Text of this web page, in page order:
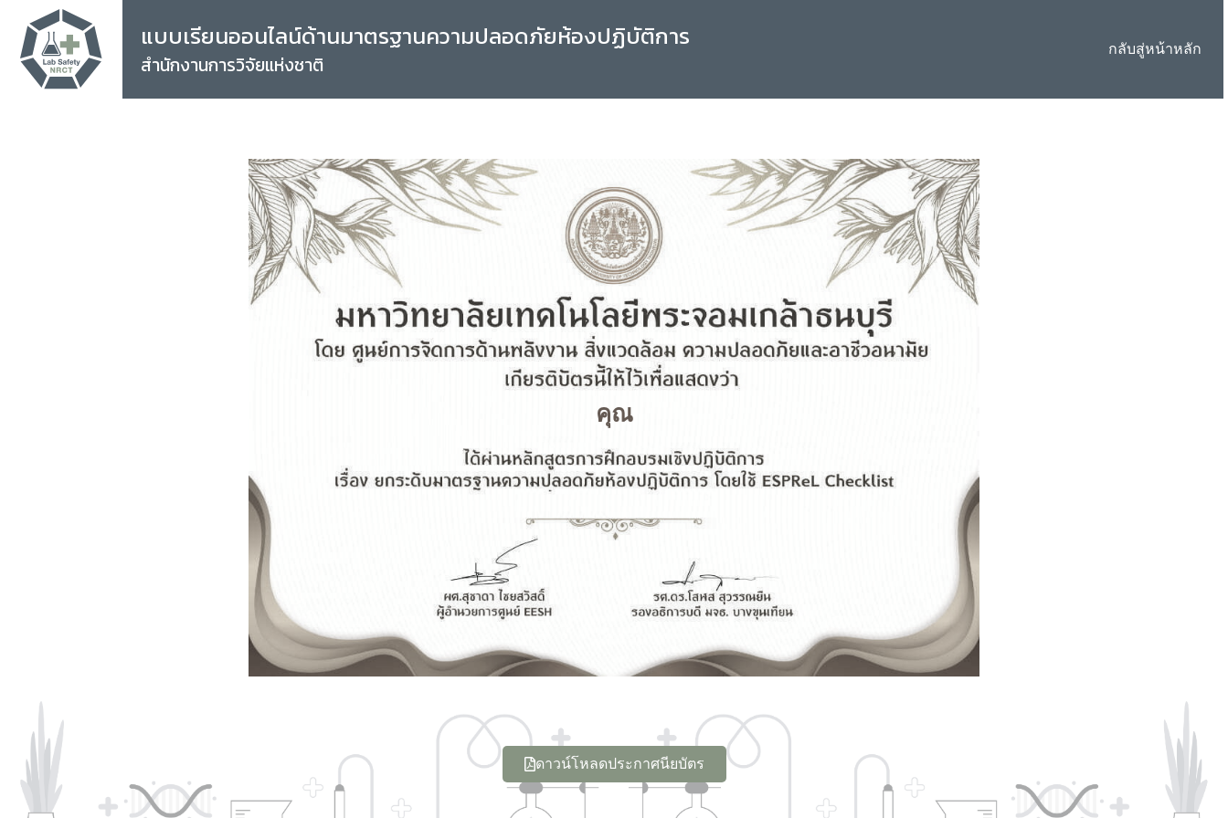
แบบเรียนออนไลน์ด้านมาตรฐานความปลอดภัยห้องปฏิบัติการ
สำนักงานการวิจัยแห่งชาติ
กลับสู่หน้าหลัก
คุณ
ดาวน์โหลดประกาศนียบัตร